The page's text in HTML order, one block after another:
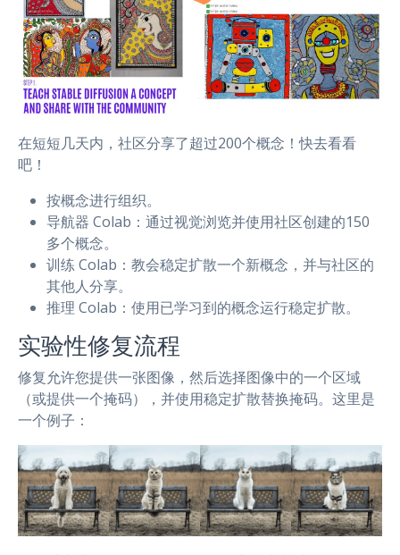
在短短几天内，社区分享了超过200个概念！快去看看
吧！
按概念进行组织。
导航器 Colab：通过视觉浏览并使用社区创建的150
多个概念。
训练 Colab：教会稳定扩散一个新概念，并与社区的
其他人分享。
推理 Colab：使用已学习到的概念运行稳定扩散。
实验性修复流程
修复允许您提供一张图像，然后选择图像中的一个区域
（或提供一个掩码），并使用稳定扩散替换掩码。这里是
一个例子：